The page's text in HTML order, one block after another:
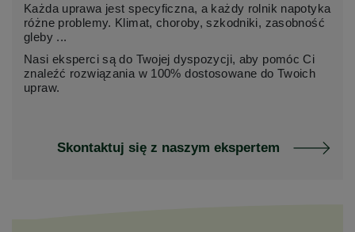
Każda uprawa jest specyficzna, a każdy rolnik napotyka
różne problemy. Klimat, choroby, szkodniki, zasobność
gleby ...
Nasi eksperci są do Twojej dyspozycji, aby pomóc Ci
znaleźć rozwiązania w 100% dostosowane do Twoich
upraw.
Skontaktuj się z naszym ekspertem